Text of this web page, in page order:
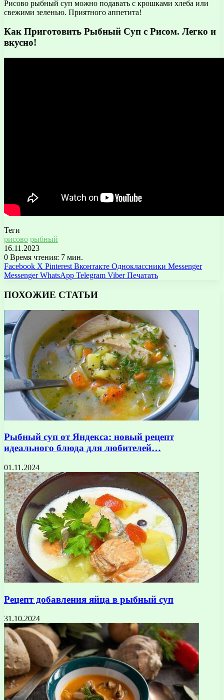
Рисово рыбный суп можно подавать с крошками хлеба или
свежими зеленью. Приятного аппетита!
Как Приготовить Рыбный Суп с Рисом. Легко и
вкусно!
Теги
рисово рыбный
16.11.2023
0 Время чтения: 7 мин.
Facebook X Pinterest Вконтакте Одноклассники Messenger
Messenger WhatsApp Telegram Viber Печатать
ПОХОЖИЕ СТАТЬИ
Рыбный суп от Яндекса: новый рецепт
идеального блюда для любителей…
01.11.2024
Рецепт добавления яйца в рыбный суп
31.10.2024